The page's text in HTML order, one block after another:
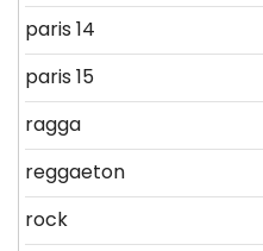
paris 14
paris 15
ragga
reggaeton
rock